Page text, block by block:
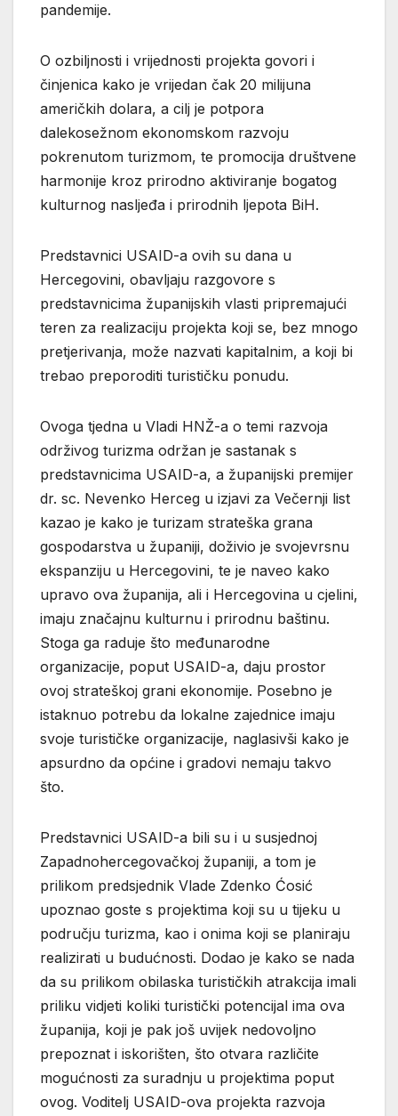
pandemije.
O ozbiljnosti i vrijednosti projekta govori i
činjenica kako je vrijedan čak 20 milijuna
američkih dolara, a cilj je potpora
dalekosežnom ekonomskom razvoju
pokrenutom turizmom, te promocija društvene
harmonije kroz prirodno aktiviranje bogatog
kulturnog nasljeđa i prirodnih ljepota BiH.
Predstavnici USAID-a ovih su dana u
Hercegovini, obavljaju razgovore s
predstavnicima županijskih vlasti pripremajući
teren za realizaciju projekta koji se, bez mnogo
pretjerivanja, može nazvati kapitalnim, a koji bi
trebao preporoditi turističku ponudu.
Ovoga tjedna u Vladi HNŽ-a o temi razvoja
održivog turizma održan je sastanak s
predstavnicima USAID-a, a županijski premijer
dr. sc. Nevenko Herceg u izjavi za Večernji list
kazao je kako je turizam strateška grana
gospodarstva u županiji, doživio je svojevrsnu
ekspanziju u Hercegovini, te je naveo kako
upravo ova županija, ali i Hercegovina u cjelini,
imaju značajnu kulturnu i prirodnu baštinu.
Stoga ga raduje što međunarodne
organizacije, poput USAID-a, daju prostor
ovoj strateškoj grani ekonomije. Posebno je
istaknuo potrebu da lokalne zajednice imaju
svoje turističke organizacije, naglasivši kako je
apsurdno da općine i gradovi nemaju takvo
što.
Predstavnici USAID-a bili su i u susjednoj
Zapadnohercegovačkoj županiji, a tom je
prilikom predsjednik Vlade Zdenko Ćosić
upoznao goste s projektima koji su u tijeku u
području turizma, kao i onima koji se planiraju
realizirati u budućnosti. Dodao je kako se nada
da su prilikom obilaska turističkih atrakcija imali
priliku vidjeti koliki turistički potencijal ima ova
županija, koji je pak još uvijek nedovoljno
prepoznat i iskorišten, što otvara različite
mogućnosti za suradnju u projektima poput
ovog. Voditelj USAID-ova projekta razvoja